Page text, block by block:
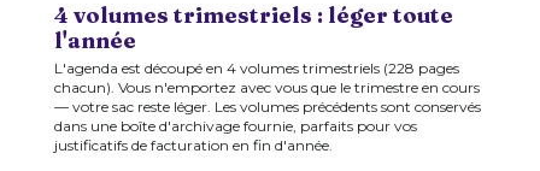
4 volumes trimestriels : léger toute
l'année
L'agenda est découpé en 4 volumes trimestriels (228 pages
chacun). Vous n'emportez avec vous que le trimestre en cours
— votre sac reste léger. Les volumes précédents sont conservés
dans une boîte d'archivage fournie, parfaits pour vos
justificatifs de facturation en fin d'année.